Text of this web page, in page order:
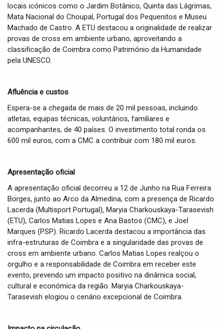
locais icónicos como o Jardim Botânico, Quinta das Lágrimas,
Mata Nacional do Choupal, Portugal dos Pequenitos e Museu
Machado de Castro. A ETU destacou a originalidade de realizar
provas de cross em ambiente urbano, aproveitando a
classificação de Coimbra como Património da Humanidade
pela UNESCO.
Afluência e custos
Espera-se a chegada de mais de 20 mil pessoas, incluindo
atletas, equipas técnicas, voluntários, familiares e
acompanhantes, de 40 países. O investimento total ronda os
600 mil euros, com a CMC a contribuir com 180 mil euros.
Apresentação oficial
A apresentação oficial decorreu a 12 de Junho na Rua Ferreira
Borges, junto ao Arco da Almedina, com a presença de Ricardo
Lacerda (Multisport Portugal), Maryia Charkouskaya-Tarasevish
(ETU), Carlos Matias Lopes e Ana Bastos (CMC), e Joel
Marques (PSP). Ricardo Lacerda destacou a importância das
infra-estruturas de Coimbra e a singularidade das provas de
cross em ambiente urbano. Carlos Matias Lopes realçou o
orgulho e a responsabilidade de Coimbra em receber este
evento, prevendo um impacto positivo na dinâmica social,
cultural e económica da região. Maryia Charkouskaya-
Tarasevish elogiou o cenário excepcional de Coimbra.